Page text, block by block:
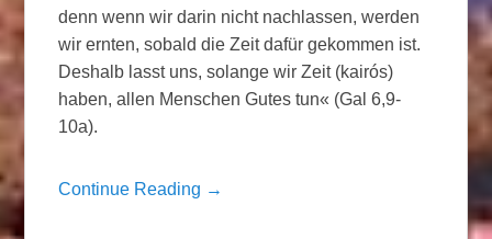
denn wenn wir darin nicht nachlassen, werden
wir ernten, sobald die Zeit dafür gekommen ist.
Deshalb lasst uns, solange wir Zeit (kairós)
haben, allen Menschen Gutes tun« (Gal 6,9-
10a).
Continue Reading →